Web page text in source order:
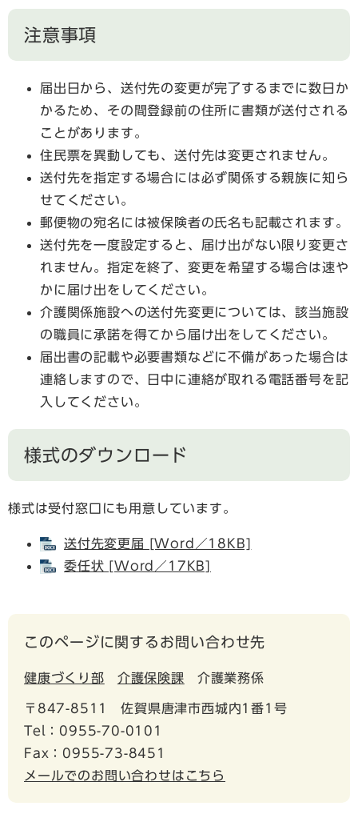
注意事項
届出日から、送付先の変更が完了するまでに数日か
かるため、その間登録前の住所に書類が送付される
ことがあります。
住民票を異動しても、送付先は変更されません。
送付先を指定する場合には必ず関係する親族に知ら
せてください。
郵便物の宛名には被保険者の氏名も記載されます。
送付先を一度設定すると、届け出がない限り変更さ
れません。指定を終了、変更を希望する場合は速や
かに届け出をしてください。
介護関係施設への送付先変更については、該当施設
の職員に承諾を得てから届け出をしてください。
届出書の記載や必要書類などに不備があった場合は
連絡しますので、日中に連絡が取れる電話番号を記
入してください。
様式のダウンロード
様式は受付窓⼝にも⽤意しています。
送付先変更届 [Word／18KB]
委任状 [Word／17KB]
このページに関するお問い合わせ先
健康づくり部 介護保険課 介護業務係
〒847-8511
佐賀県唐津市西城内1番1号
Tel：0955-70-0101
Fax：0955-73-8451
メールでのお問い合わせはこちら